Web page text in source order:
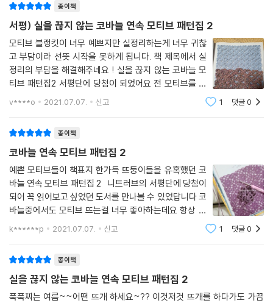
종이책
서평) 실을 끊지 않는 코바늘 연속 모티브 패턴집 2
모티브 블랭킷이 너무 예쁘지만 실정리하는게 너무 귀찮
고 부담이라 선뜻 시작을 못하게 됩니다. 책 제목에서 실
정리의 부담을 해결해주네요 ! 실을 끊지 않는 코바늘 모
티브 패턴집2 서평단에 당첨이 되었어요 전 모티브를 좋
아하는데 실정리때문에 덮개나 담요같은걸 그냥 한번에
v****o 2021.07.07. 신고 1 댓글0
종이책
코바늘 연속 모티브 패턴집 2
예쁜 모티브들이 책표지 한가득 뜨둥이들을 유혹했던 코
바늘 연속 모티브 패턴집 2 니트러브의 서평단에 당첨이
되어 꼭 읽어보고 싶었던 도서를 만나볼 수 있었답니다 코
바늘중에서도 모티브 뜨는걸 너무 좋아하는데요 항상 여
지겹기도하고 더디게만 진행되었는데요 코바늘 연속 모
k******p 2021.07.07. 신고 1 댓글0
종이책
실을 끊지 않는 코바늘 연속 모티브 패턴집 2
푹푹찌는 여름~~어떤 뜨개 하세요~?? 이것저것 뜨개를 하다가도 가끔